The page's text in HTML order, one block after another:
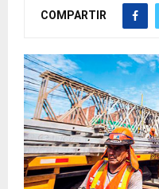
COMPARTIR